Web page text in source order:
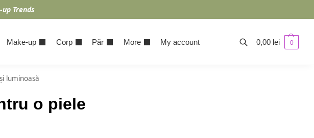
Trends
Make-up Corp Păr More My account 0,00 lei 0
luminoasă
o piele